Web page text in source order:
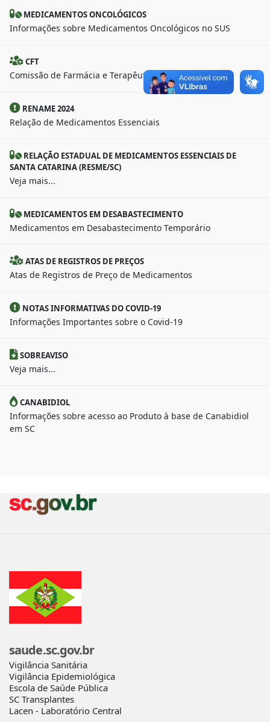
MEDICAMENTOS ONCOLÓGICOS
Informações sobre Medicamentos Oncológicos no SUS
CFT
Comissão de Farmácia e Terapêutica
RENAME 2024
Relação de Medicamentos Essenciais
RELAÇÃO ESTADUAL DE MEDICAMENTOS ESSENCIAIS DE
SANTA CATARINA (RESME/SC)
Veja mais...
MEDICAMENTOS EM DESABASTECIMENTO
Medicamentos em Desabastecimento Temporário
ATAS DE REGISTROS DE PREÇOS
Atas de Registros de Preço de Medicamentos
NOTAS INFORMATIVAS DO COVID-19
Informações Importantes sobre o Covid-19
SOBREAVISO
Veja mais...
CANABIDIOL
Informações sobre acesso ao Produto à base de Canabidiol
em SC
saude.sc.gov.br
Vigilância Sanitária
Vigilância Epidemiológica
Escola de Saúde Pública
SC Transplantes
Lacen - Laboratório Central